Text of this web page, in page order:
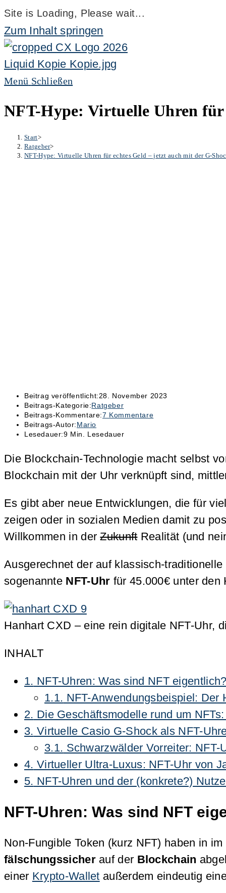
Site is Loading, Please wait...
Zum Inhalt springen
Menü Schließen
NFT-Hype: Virtuelle Uhren
Start>
Ratgeber>
NFT-Hype: Virtuelle Uhren für echtes Geld – jetzt auch mit der G-
Beitrag veröffentlicht:28. November 2023
Beitrags-Kategorie:Ratgeber
Beitrags-Kommentare:7 Kommentare
Beitrags-Autor:Mario
Lesedauer:9 Min. Lesedauer
Die Blockchain-Technologie macht selbst
Blockchain mit der Uhr verknüpft sind,
Es gibt aber neue Entwicklungen, die für
zeigen oder in sozialen Medien damit zu
Willkommen in derZukunftRealität (und
Ausgerechnet der auf klassisch-
sogenannte NFT-Uhr für 45.000€ unter
Hanhart CXD – eine rein digitale NFT-Uhr,
INHALT
1. NFT-Uhren: Was sind NFT
1.1. NFT-Anwendungsbeispiel: Der
2. Die Geschäftsmodelle rund um
3. Virtuelle Casio G-Shock als NFT-
3.1. Schwarzwälder Vorreiter: NFT-
4. Virtueller Ultra-Luxus: NFT-Uhr von
5. NFT-Uhren und der (konkrete?)
NFT-Uhren: Was sind NFT
Non-Fungible Token (kurz NFT) haben in
fälschungssicher auf der Blockchain
einer Krypto-Wallet außerdem eindeutig